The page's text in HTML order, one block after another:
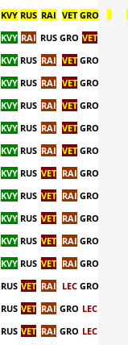
KVY RUS RAI VET GRO
KVY RAI RUS GRO VET
KVY RUS RAI VET GRO
KVY RUS RAI VET GRO
KVY RUS RAI VET GRO
KVY RUS RAI VET GRO
KVY RUS RAI VET GRO
KVY RUS VET RAI GRO
KVY RUS VET RAI GRO
KVY RUS VET RAI GRO
KVY RUS VET RAI GRO
KVY RUS VET RAI GRO
RUS VET RAI LEC GRO
RUS VET RAI GRO LEC
RUS VET RAI GRO LEC